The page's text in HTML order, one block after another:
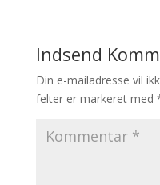
Indsend
Din e-mailadresse vil
felter er markeret med